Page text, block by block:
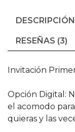
DESCRIPCIÓN
RESEÑAS (3)
Invitación
Opción Digital:
el acomodo
quieras y las